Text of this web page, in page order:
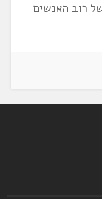
רוב האנשים